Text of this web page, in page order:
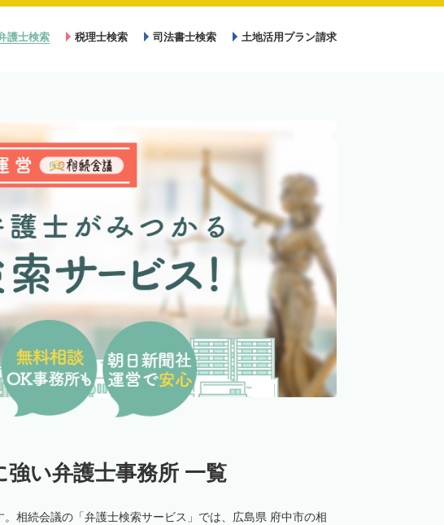
護士検索 税理士検索 司法書士検索 土地活用プラン請求
い弁護士事務所 一覧
相続会議の「弁護士検索サービス」では、広島県 府中市の相